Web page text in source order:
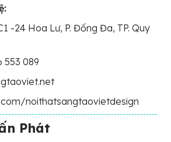
-24 Hoa Lư, P. Đống Đa, TP. Quy
553 089
noithatsangtaovietdesign
Phát